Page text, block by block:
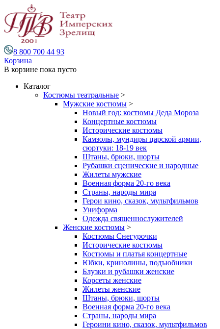
8 800 700 44 93
Корзина
В корзине пока пусто
Каталог
Костюмы театральные >
Мужские костюмы >
Новый год: костюмы Деда Мороза
Концертные костюмы
Исторические костюмы
Камзолы, мундиры царской армии,
сюртуки: 18-19 век
Штаны, брюки, шорты
Рубашки сценические и народные
Жилеты мужские
Военная форма 20-го века
Страны, народы мира
Герои кино, сказок, мультфильмов
Униформа
Одежда священнослужителей
Женские костюмы >
Костюмы Снегурочки
Исторические костюмы
Костюмы и платья концертные
Юбки, кринолины, подъюбники
Блузки и рубашки женские
Корсеты женские
Жилеты женские
Штаны, брюки, шорты
Военная форма 20-го века
Страны, народы мира
Героини кино, сказок, мультфильмов